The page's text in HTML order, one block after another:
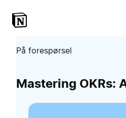
På forespørsel
Mastering OKRs: